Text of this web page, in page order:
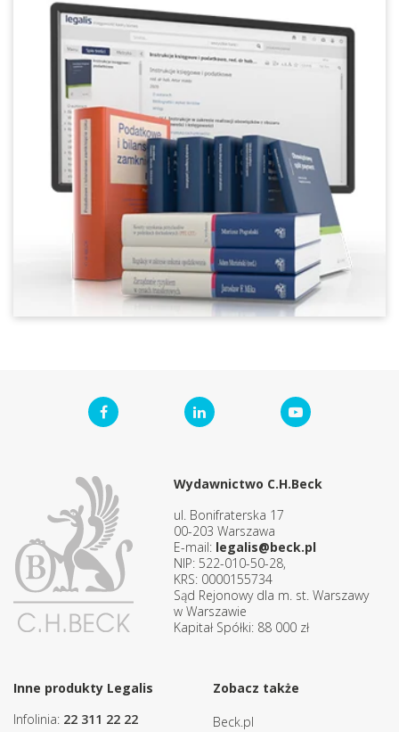
Wydawnictwo C.H.Beck
ul. Bonifraterska 17
00-203 Warszawa
E-mail: legalis@beck.pl
NIP: 522-010-50-28,
KRS: 0000155734
Sąd Rejonowy dla m. st. Warszawy
w Warszawie
Kapitał Spółki: 88 000 zł
Inne produkty Legalis
Infolinia: 22 311 22 22
Zobacz także
Beck.pl